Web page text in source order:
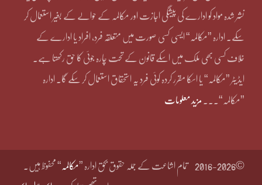
نشر شدہ مواد کو ادارے کی پیشگی اجازت اور مکالمہ کے حوالے کے بغیر استعمال کر
سکے۔ ادارہ ”مکالمہ“ ایسی کسی صورت میں متعلقہ فرد، افراد یا ادارے کے
خلاف کسی بھی ملک میں اسکے قانون کے تحت چارہ جوئی کا حق رکھتا ہے۔
ایڈیٹر ”مکالمہ“ یا اسکا مقرر کردہ کوئی فرد یہ استحقاق استعمال کر سکے گا۔ ادارہ
”مکالمہ“۔۔۔ مزید معلومات
©2016-2026 تمام اشاعت کے جملہ حقوق بحق ادارہ ”مکالمہ “ محفوظ ہیں۔